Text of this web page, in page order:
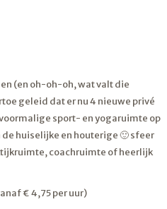
(en oh-oh-oh, wat valt die
geleid dat er nu 4 nieuwe privé
sport- en yogaruimte op
huiselijke en houterige 🙂 sfeer
coachruimte of heerlijk
€ 4,75 per uur)